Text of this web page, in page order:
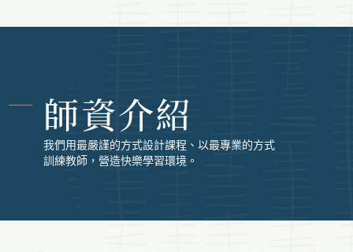
師資介紹
我們用最嚴謹的方式設計課程、以最專業的方式
訓練教師，營造快樂學習環境。